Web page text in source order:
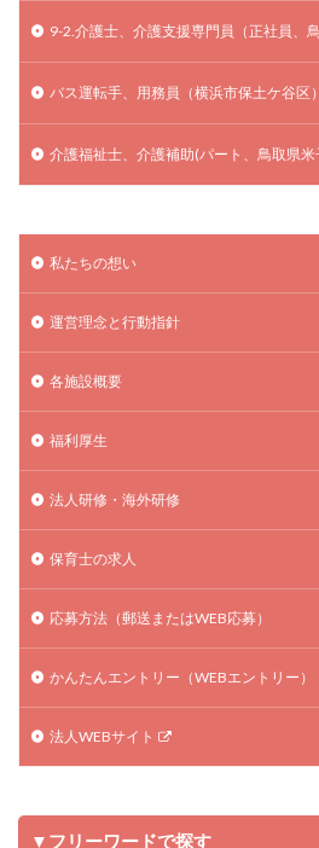
9-2.介護士、介護支援専門員（正社員、
バス運転手、用務員（横浜市保土ケ谷区）
介護福祉士、介護補助(パート、鳥取県米
私たちの想い
運営理念と行動指針
各施設概要
福利厚生
法人研修・海外研修
保育士の求人
応募方法（郵送またはWEB応募）
かんたんエントリー（WEBエントリー）
法人WEBサイト
▼フリーワードで探す